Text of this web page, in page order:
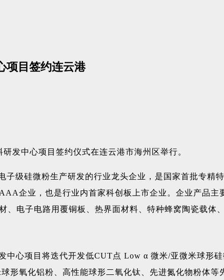
项目签约连云港
发中心项目签约仪式在连云港市海州区举行。
子级硅微粉生产研发的行业龙头企业，是国家首批专精
企业，也是行业内首家科创板上市企业。企业产品
电子电路用覆铜板、热界面材料、特种蜂窝陶瓷载体
中心项目将迭代开发低CUT点 Low α 微米/亚微米球形
形氧化铝粉、高性能球形二氧化钛、先进氮化物粉体